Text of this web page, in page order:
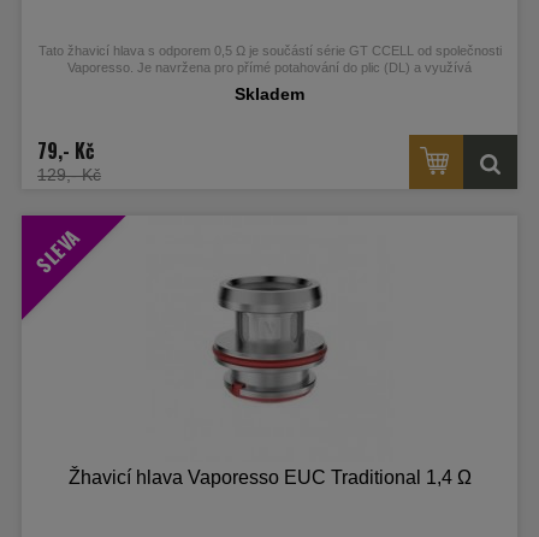
Tato žhavicí hlava s odporem 0,5 Ω je součástí série GT CCELL od společnosti
Vaporesso. Je navržena pro přímé potahování do plic (DL) a využívá
Skladem
79,- Kč
129,- Kč
SLEVA
Žhavicí hlava Vaporesso EUC Traditional 1,4 Ω